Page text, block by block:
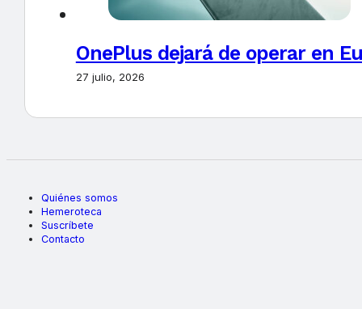
OnePlus dejará de operar en
27 julio, 2026
Quiénes somos
Hemeroteca
Suscríbete
Contacto